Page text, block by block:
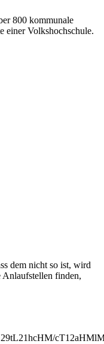
800 kommunale
einer Volkshochschule.
dem nicht so ist, wird
Anlaufstellen finden,